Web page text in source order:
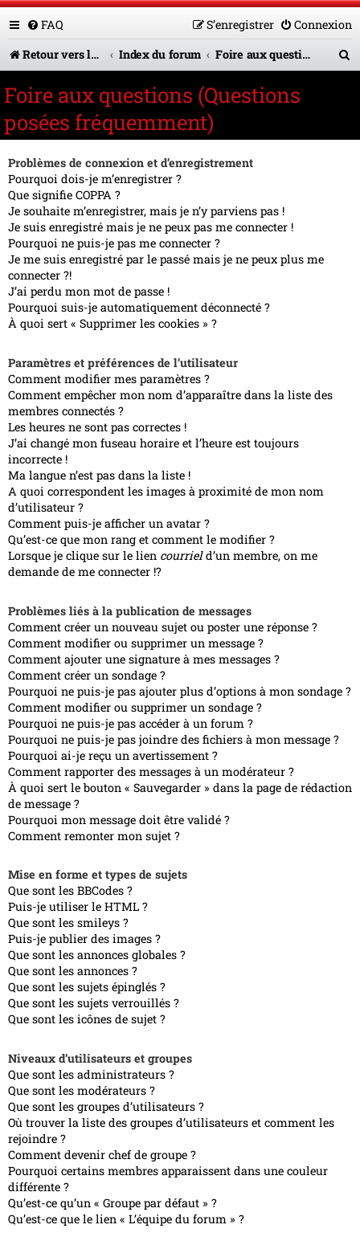
FAQ Connexion
S’enregistrer
Retour vers le site U.A.G.R.
Index du forum Foire aux questions (Questions posées fréquemment)
Foire aux questions (Questions
posées fréquemment)
Problèmes de connexion et d’enregistrement
Pourquoi dois-je m’enregistrer ?
Que signifie COPPA ?
Je souhaite m’enregistrer, mais je n’y parviens pas !
Je suis enregistré mais je ne peux pas me connecter !
Pourquoi ne puis-je pas me connecter ?
Je me suis enregistré par le passé mais je ne peux plus me
connecter ?!
J’ai perdu mon mot de passe !
Pourquoi suis-je automatiquement déconnecté ?
À quoi sert « Supprimer les cookies » ?
Paramètres et préférences de l’utilisateur
Comment modifier mes paramètres ?
Comment empêcher mon nom d’apparaître dans la liste des
membres connectés ?
Les heures ne sont pas correctes !
J’ai changé mon fuseau horaire et l’heure est toujours
incorrecte !
Ma langue n’est pas dans la liste !
A quoi correspondent les images à proximité de mon nom
d’utilisateur ?
Comment puis-je afficher un avatar ?
Qu’est-ce que mon rang et comment le modifier ?
Lorsque je clique sur le lien courrield’un membre, on me
demande de me connecter !?
Problèmes liés à la publication de messages
Comment créer un nouveau sujet ou poster une réponse ?
Comment modifier ou supprimer un message ?
Comment ajouter une signature à mes messages ?
Comment créer un sondage ?
Pourquoi ne puis-je pas ajouter plus d’options à mon sondage ?
Comment modifier ou supprimer un sondage ?
Pourquoi ne puis-je pas accéder à un forum ?
Pourquoi ne puis-je pas joindre des fichiers à mon message ?
Pourquoi ai-je reçu un avertissement ?
Comment rapporter des messages à un modérateur ?
À quoi sert le bouton « Sauvegarder » dans la page de rédaction
de message ?
Pourquoi mon message doit être validé ?
Comment remonter mon sujet ?
Mise en forme et types de sujets
Que sont les BBCodes ?
Puis-je utiliser le HTML ?
Que sont les smileys ?
Puis-je publier des images ?
Que sont les annonces globales ?
Que sont les annonces ?
Que sont les sujets épinglés ?
Que sont les sujets verrouillés ?
Que sont les icônes de sujet ?
Niveaux d’utilisateurs et groupes
Que sont les administrateurs ?
Que sont les modérateurs ?
Que sont les groupes d’utilisateurs ?
Où trouver la liste des groupes d’utilisateurs et comment les
rejoindre ?
Comment devenir chef de groupe ?
Pourquoi certains membres apparaissent dans une couleur
différente ?
Qu’est-ce qu’un « Groupe par défaut » ?
Qu’est-ce que le lien « L’équipe du forum » ?